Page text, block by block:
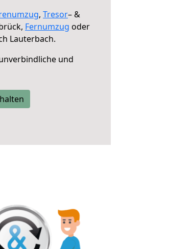
, Tresor– &
Fernumzug oder
Lauterbach.
und